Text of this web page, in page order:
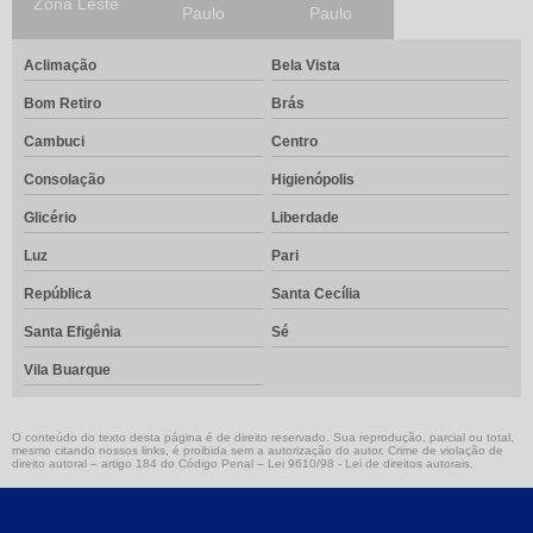
Valvula gaveta ferro fundido
Valvulas borboleta
Válvulas de gaveta
Válvulas globo
Válvulas guilhotina
Redução concêntrica
Manifold para instrumentação
Válvula gaveta
Paulo
Paulo
Aclimação Bela Vista
Bom Retiro Brás
Cambuci Centro
Consolação Higienópolis
Glicério Liberdade
Luz Pari
República Santa Cecília
Santa Efigênia Sé
Vila Buarque
O conteúdo do texto desta página é de direito reservado. Sua reprodução, parcial ou total,
mesmo citando nossos links, é proibida sem a autorização do autor. Crime de violação de
direito autoral – artigo 184 do Código Penal – Lei 9610/98 - Lei de direitos autorais